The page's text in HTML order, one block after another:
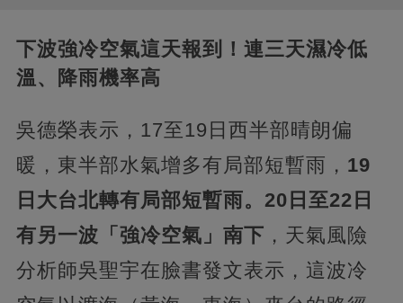
下波強冷空氣這天報到！連三天濕冷低
溫、降雨機率高
吳德榮表示，17至19日西半部晴朗偏
暖，東半部水氣增多有局部短暫雨， 19
日大台北轉有局部短暫雨。20日至22日
有另一波「強冷空氣」南下 ，天氣風險
分析師吳聖宇在臉書發文表示，這波冷